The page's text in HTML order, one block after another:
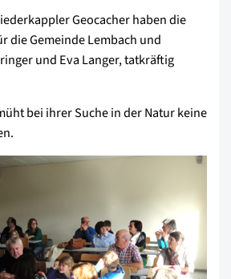
Geocacher haben die
die Gemeinde Lembach und
und Eva Langer, tatkräftig
bei ihrer Suche in der Natur keine